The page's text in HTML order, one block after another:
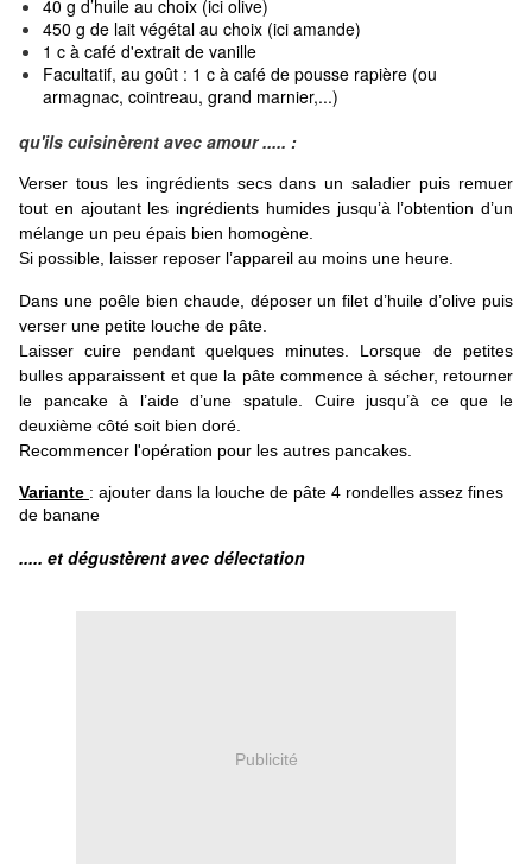
40 g d’huile au choix (ici olive)
450 g de lait végétal au choix (ici amande)
1 c à café d'extrait de vanille
Facultatif, au goût : 1 c à café de pousse rapière (ou
armagnac, cointreau, grand marnier,...)
qu'ils cuisinèrent avec amour ..... :
Verser tous les ingrédients secs dans un saladier puis remuer
tout en ajoutant les ingrédients humides jusqu’à l’obtention d’un
mélange un peu épais bien homogène.
Si possible, laisser reposer l’appareil au moins une heure.
Dans une poêle bien chaude, déposer un filet d’huile d’olive puis
verser une petite louche de pâte.
Laisser cuire pendant quelques minutes. Lorsque de petites
bulles apparaissent et que la pâte commence à sécher, retourner
le pancakeà l’aide d’une spatule. Cuire jusqu’à ce que le
deuxième côté soit bien doré.
Recommencer l'opération pour les autres pancakes.
Variante : ajouter dans la louche de pâte 4 rondelles assez fines
de banane
..... et dégustèrent avec délectation
Publicité